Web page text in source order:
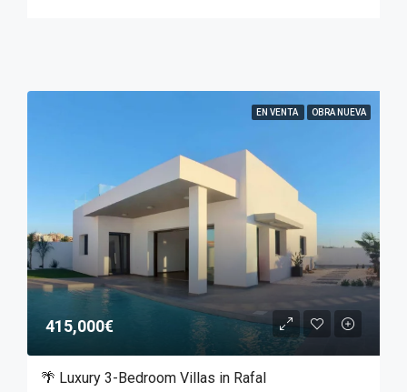
EN VENTA OBRA NUEVA
415,000€
🌴 Luxury 3-Bedroom Villas in Rafal